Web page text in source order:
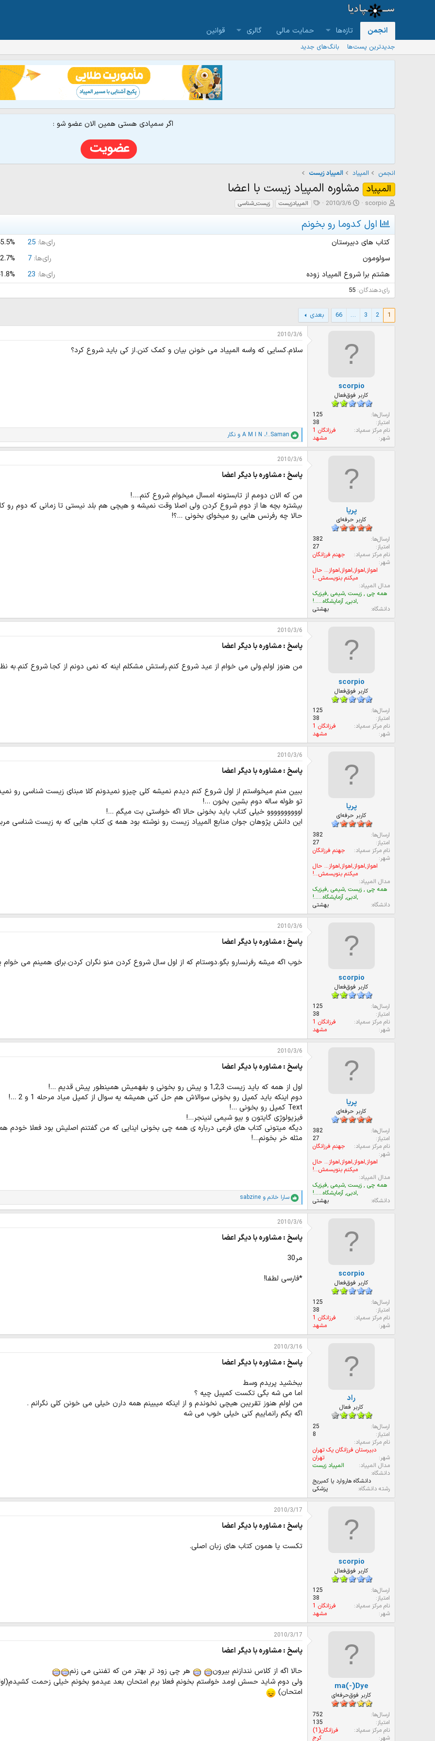
انجمن تازه‌ها حمایت مالی گالری قوانین
جدیدترین پست‌ها بانگ‌های جدید
اگر سمپادی هستی همین الان عضو شو :
انجمن المپیاد المپیاد زیست
المپیاد مشاوره المپیاد زیست با اعضا
ش
و
ع
ک
ن
ن
ه
م
و
ض
و
scorpio
ت
ی
ش
ع
2010/3/6
ت
ه
ا
المپیادزیست زیست_شناسی
اول کدوما رو بخونم
کتاب های دبیرستان رای‌ها:
سولومون
رای‌ها:
هشتم برا شروع المپیاد زوده
رای‌ها:
رای‌دهندگان 55
1
2
3
…
66 بعدی
scorpio
کاربر فوق‌فعال
ارسال‌ها
125
امتیاز
38
نام مرکز سمپاد
فرزانگان 1
شهر
مشهد
2010/3/6
سلام.کسایی که واسه المپیاد می خونن بیان و کمک کنن.از کی باید شروع کرد؟
ا
م
ت
ی
ز
:
!..Saman، A M I N و نگار
پریا
کاربر حرفه‌ای
ارسال‌ها
382
امتیاز
27
نام مرکز سمپاد
جهنم فرزانگان
شهر
اهواز,اهواز,اهواز,اهواز... حال
میکنم بنویسمش...!
مدال المپیاد
همه چی , زیست ,شیمی ,فیزیک
,ادبی, آزمایشگاه......!
دانشگاه
بهشتی
2010/3/6
پاسخ : مشاوره با دیگر اعضا
من که الان دومم از تابستونه امسال میخوام شروع کنم....!
بیشتره بچه ها از دوم شروع کردن ولی اصلا وقت نمیشه و هیچی هم بلد نیستی تا زمانی که دوم رو
حالا چه رفرنس هایی رو میخوای بخونی ...؟!
scorpio
کاربر فوق‌فعال
ارسال‌ها
125
امتیاز
38
نام مرکز سمپاد
فرزانگان 1
شهر
مشهد
2010/3/6
پاسخ : مشاوره با دیگر اعضا
من هنوز اولم.ولی می خوام از عید شروع کنم.راستش مشکلم اینه که نمی دونم از کجا شروع کنم.به
پریا
کاربر حرفه‌ای
ارسال‌ها
382
امتیاز
27
نام مرکز سمپاد
جهنم فرزانگان
شهر
اهواز,اهواز,اهواز,اهواز... حال
میکنم بنویسمش...!
مدال المپیاد
همه چی , زیست ,شیمی ,فیزیک
,ادبی, آزمایشگاه......!
دانشگاه
بهشتی
2010/3/6
پاسخ : مشاوره با دیگر اعضا
ببین منم میخواستم از اول شروع کنم دیدم نمیشه کلی چیزو نمیدونم کلا مبنای زیست شناسی رو
تو طوله ساله دوم بشین بخون ...!
اوووووووووو خیلی کتاب باید بخونی حالا اگه خواستی بت میگم ...!
این دانش پژوهان جوان منابع المپیاد زیست رو نوشته بود همه ی کتاب هایی که به زیست شناسی
scorpio
کاربر فوق‌فعال
ارسال‌ها
125
امتیاز
38
نام مرکز سمپاد
فرزانگان 1
شهر
مشهد
2010/3/6
پاسخ : مشاوره با دیگر اعضا
خوب اگه میشه رفرنسارو بگو.دوستام که از اول سال شروع کردن منو نگران کردن.برای همینم می
پریا
کاربر حرفه‌ای
ارسال‌ها
382
امتیاز
27
نام مرکز سمپاد
جهنم فرزانگان
شهر
اهواز,اهواز,اهواز,اهواز... حال
میکنم بنویسمش...!
مدال المپیاد
همه چی , زیست ,شیمی ,فیزیک
,ادبی, آزمایشگاه......!
دانشگاه
بهشتی
2010/3/6
پاسخ : مشاوره با دیگر اعضا
اول از همه که باید زیست 1,2,3 و پیش رو بخونی و بفهمیش همینطور پیش قدیم ...!
دوم اینکه باید کمپل رو بخونی سوالاش هم حل کنی همیشه یه سوال از کمپل میاد مرحله 1 و 2 ...!
Text کمپل رو بخونی ...!
فیزیولوژی گایتون و بیو شیمی لنینجر...!
دیگه میتونی کتاب های فرعی درباره ی همه چی بخونی اینایی که من گفتنم اصلیش بود فعلا خودم
مثله خر بخونم...!
ا
م
ت
ی
ز
ت
:
سارا خانم و sabzine
scorpio
کاربر فوق‌فعال
ارسال‌ها
125
امتیاز
38
نام مرکز سمپاد
فرزانگان 1
شهر
مشهد
2010/3/6
پاسخ : مشاوره با دیگر اعضا
مر30
*فارسی لطفا!
راد
کاربر فعال
ارسال‌ها
25
امتیاز
8
نام مرکز سمپاد
دبیرستان فرزانگان یک تهران
شهر
تهران
مدال المپیاد
المپیاد زیست
دانشگاه
دانشگاه هاروارد یا کمبریج
رشته دانشگاه
پزشکی
2010/3/16
پاسخ : مشاوره با دیگر اعضا
ببخشید پریدم وسط
اما می شه بگی تکست کمپبل چیه ؟
من اولم هنوز تقریبن هیچی نخوندم و از اینکه میبینم همه دارن خیلی می خونن کلی نگرانم .
اگه یکم رانماییم کنی خیلی خوب می شه
scorpio
کاربر فوق‌فعال
ارسال‌ها
125
امتیاز
38
نام مرکز سمپاد
فرزانگان 1
شهر
مشهد
2010/3/17
پاسخ : مشاوره با دیگر اعضا
تکست یا همون کتاب های زبان اصلی.
ma(-)Dye
کاربر فوق‌حرفه‌ای
ارسال‌ها
752
امتیاز
135
نام مرکز سمپاد
فرزانگان(1)
شهر
کرج
2010/3/17
پاسخ : مشاوره با دیگر اعضا
حالا اگه از کلاس نندازنم بیرون
هر چی زود تر بهتر من که تفننی می زنم
ولی دوم شاید حسش اومد خواستم بخونم فعلا برم امتحان بعد عیدمو بخونم خیلی زحمت
امتحان)